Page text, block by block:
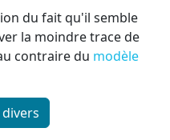
du fait qu'il semble
la moindre trace de
contraire du modèle